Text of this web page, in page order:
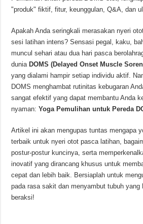
"produk" fiktif, fitur, keunggulan, Q&A, dan
Apakah Anda seringkali merasakan nyeri
sesi latihan intens? Sensasi pegal, kaku,
muncul sehari atau dua hari pasca
duniaDOMS (Delayed Onset Muscle
yang dialami hampir setiap individu aktif.
DOMS menghambat rutinitas kebugaran
sangat efektif yang dapat membantu Anda
nyaman:Yoga Pemulihan untuk Pereda
Artikel ini akan mengupas tuntas mengapa
terbaik untuk nyeri otot pasca latihan,
postur-postur kuncinya, serta
inovatif yang dirancang khusus untuk
cepat dan lebih baik. Bersiaplah untuk
pada rasa sakit dan menyambut tubuh yang
beraksi!